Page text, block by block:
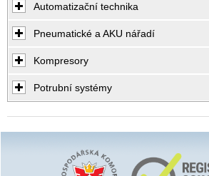
Automatizační technika
Pneumatické a AKU nářadí
Kompresory
Potrubní systémy